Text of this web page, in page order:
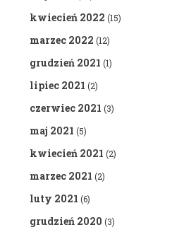
kwiecień 2022 (15)
marzec 2022 (12)
grudzień 2021 (1)
lipiec 2021 (2)
czerwiec 2021 (3)
maj 2021 (5)
kwiecień 2021 (2)
marzec 2021 (2)
luty 2021 (6)
grudzień 2020 (3)